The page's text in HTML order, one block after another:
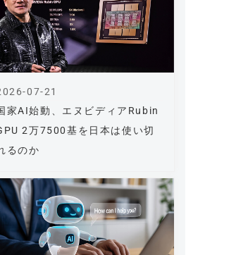
家AI始動、エヌビディアRubin
2万7500基を日本は使い切
るのか
07-21